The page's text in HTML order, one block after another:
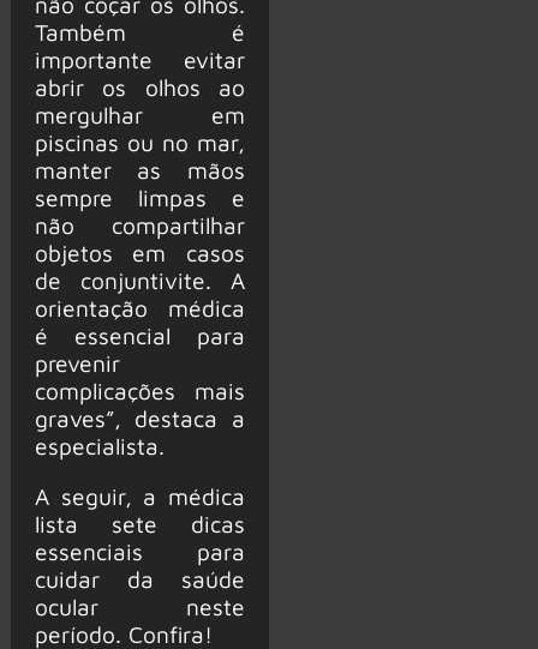
Também é
importante evitar
abrir os olhos ao
mergulhar em
piscinas ou no mar,
manter as mãos
sempre limpas e
não compartilhar
objetos em casos
de conjuntivite. A
orientação médica
é essencial para
prevenir
complicações mais
graves”, destaca a
especialista.
A seguir, a médica
lista sete dicas
essenciais para
cuidar da saúde
ocular neste
período. Confira!